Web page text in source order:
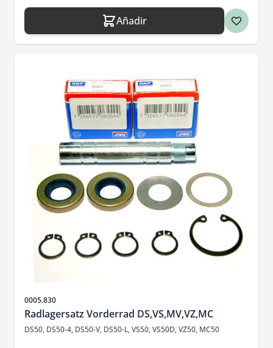
Añadir
SKU
0005.830
Radlagersatz Vorderrad DS,VS,MV,VZ,MC
DS50, DS50-4, DS50-V, DS50-L, VS50, VS50D, VZ50, MC50